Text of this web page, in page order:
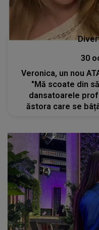
30
Veronica, un nou
"Mă scoate din
dansatoarele
ăstora care se